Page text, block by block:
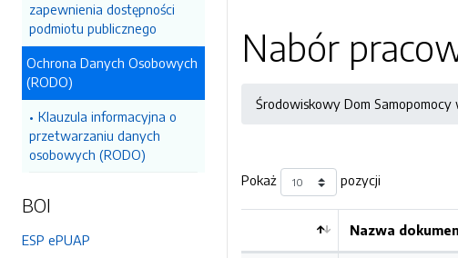
zapewnienia dostępności
podmiotu publicznego
Ochrona Danych Osobowych
(RODO)
Klauzula informacyjna o
przetwarzaniu danych
osobowych (RODO)
BOI
ESP ePUAP
Nabór
Środowiskowy Dom Samopomocy
Pokaż pozycji
Kolejność
Nazwa